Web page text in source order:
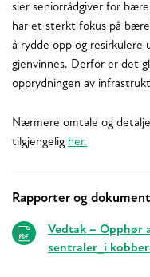
sier seniorrådgiver for
har et sterkt fokus på
å rydde opp og resirkulere
gjenvinnes. Derfor er det
opprydningen av
Nærmere omtale og
tilgjengelig her.
Relaterte
Rapporter og
Vedtak – Opphør
sentraler_i